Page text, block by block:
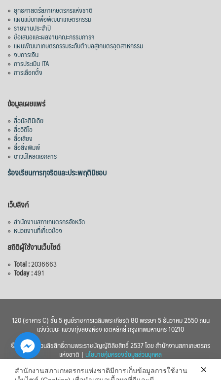
» ยุทธศาสตร์สภาเกษตรกรแห่งชาติ
» แผนแม่บทเพื่อพัฒนาเกษตรกรรม
» รายงานประจำปี
» ข้อเสนอและผลงานคณะกรรมการฯ
» แผนพัฒนาเกษตรกรรมระดับตำบลสู่เกษตรอุตสาหกรรม
» งบการเงิน
» การประเมิน ITA
» การเลือกตั้ง
ข้อมูลเผยแพร่
» สื่อมัลติมีเดีย
» สื่อวิดีโอ
» สื่อเสียง
» สื่อสิ่งพิมพ์
» ดาวน์โหลดเอกสาร
ร้องเรียนการทุจริตและประพฤติมิชอบ
เว็บลิงก์
» สำนักงานสภาเกษตรกรจังหวัด
» หน่วยงานที่เกี่ยวข้อง
สถิติผู้ใช้งานเว็บไซต์
» Total :2036663
» Today :491
120 (อาคาร C) ชั้น 5 ศูนย์ราชการเฉลิมพระเกียรติ 80 พรรษา 5 ธันวาคม 2550 ถนน
แจ้งวัฒนะ แขวงทุ่งสองห้อง เขตหลักสี่ กรุงเทพมหานคร 10210
© 2560 สงวนลิขสิทธิ์ตามพระราชบัญญัติลิขสิทธิ์ 2537 โดย สำนักงานสภาเกษตรกร
แห่งชาติ | นโยบายคุ้มครองข้อมูลส่วนบุคคล
สำนักงานสภาเกษตรกรแห่งชาติมีการเก็บข้อมูลการใช้งาน